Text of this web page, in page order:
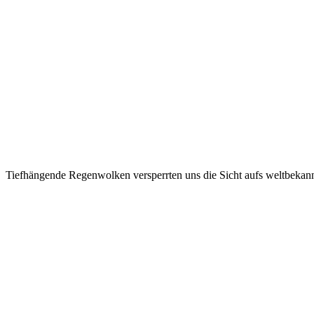
Tiefhängende Regenwolken versperrten uns die Sicht aufs